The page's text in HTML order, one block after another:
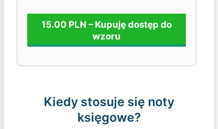
15.00 PLN – Kupuję dostęp do
wzoru
Kiedy stosuje się noty
księgowe?